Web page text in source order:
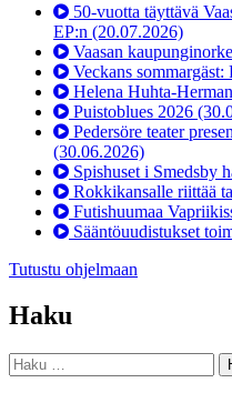
50-vuotta täyttävä
EP:n (20.07.2026)
Vaasan
Veckans
Helena Huhta-
Puistoblues 2026
Pedersöre teater
(30.06.2026)
Spishuset i Smedsby
Rokkikansalle riittää
Futishuumaa
Sääntöuudistukset
Tutustu ohjelmaan
Haku
Haku: